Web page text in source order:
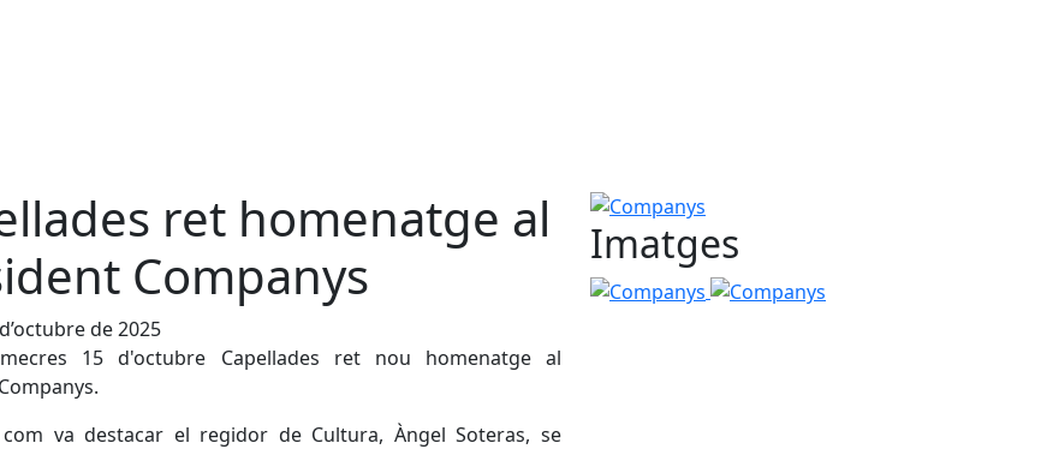
ret homenatge al
Companys
de 2025
15 d'octubre Capellades ret nou homenatge al
va destacar el regidor de Cultura, Àngel Soteras, se
Companys
Imatges
Companys Companys